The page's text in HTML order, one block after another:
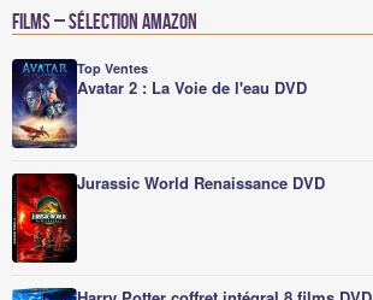
Films – Sélection Amazon
Top Ventes
Avatar 2 : La Voie de l'eau DVD
Jurassic World Renaissance DVD